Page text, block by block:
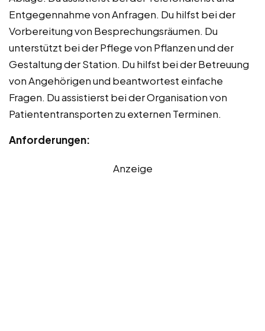
Entgegennahme von Anfragen. Du hilfst bei der
Vorbereitung von Besprechungsräumen. Du
unterstützt bei der Pflege von Pflanzen und der
Gestaltung der Station. Du hilfst bei der Betreuung
von Angehörigen und beantwortest einfache
Fragen. Du assistierst bei der Organisation von
Patiententransporten zu externen Terminen.
Anforderungen:
Anzeige